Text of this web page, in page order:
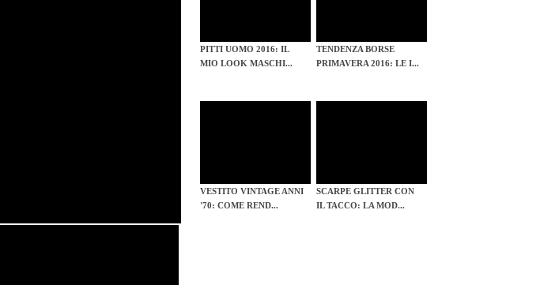
PITTI UOMO 2016: IL
MIO LOOK MASCHI...
TENDENZA BORSE
PRIMAVERA 2016: LE I...
VESTITO VINTAGE ANNI
'70: COME REND...
SCARPE GLITTER CON
IL TACCO: LA MOD...